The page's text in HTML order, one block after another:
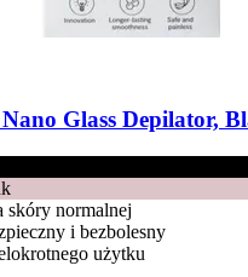
Nano Glass Depilator,
skóry normalnej
i bezbolesny
użytku